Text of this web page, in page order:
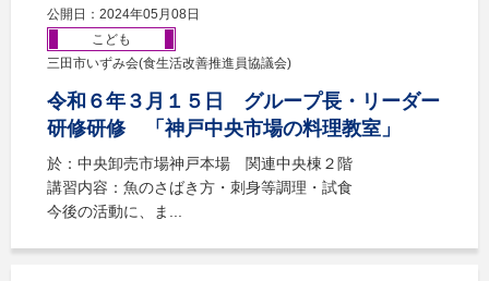
公開日：2024年05月08日
こども
三田市いずみ会(食生活改善推進員協議会)
令和６年３月１５日 グループ長・リーダー
研修研修 「神戸中央市場の料理教室」
於：中央卸売市場神戸本場 関連中央棟２階
講習内容：魚のさばき方・刺身等調理・試食
今後の活動に、ま...